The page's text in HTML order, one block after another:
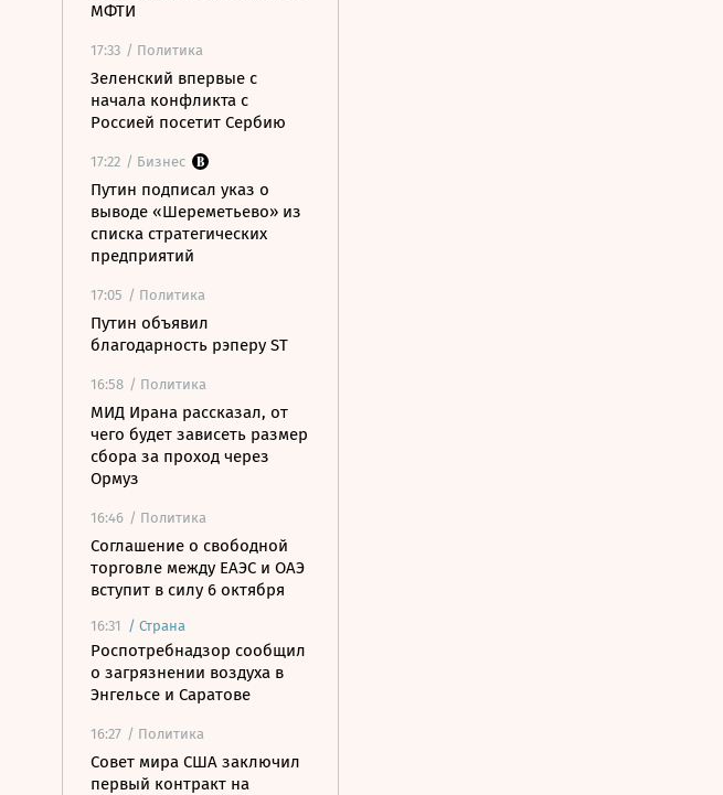
МФТИ
17:33 / Политика
Зеленский впервые с
начала конфликта с
Россией посетит Сербию
17:22 / Бизнес
Путин подписал указ о
выводе «Шереметьево» из
списка стратегических
предприятий
17:05 / Политика
Путин объявил
благодарность рэперу ST
16:58 / Политика
МИД Ирана рассказал, от
чего будет зависеть размер
сбора за проход через
Ормуз
16:46 / Политика
Соглашение о свободной
торговле между ЕАЭС и ОАЭ
вступит в силу 6 октября
16:31 / Страна
Роспотребнадзор сообщил
о загрязнении воздуха в
Энгельсе и Саратове
16:27 / Политика
Совет мира США заключил
первый контракт на